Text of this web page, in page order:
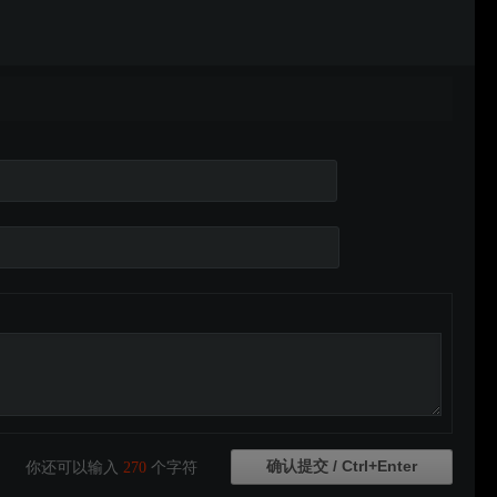
你还可以输入 270 个字符